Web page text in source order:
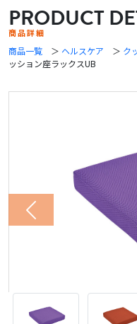
PRODUCT
商品詳細
商品一覧 ＞ ヘルスケア ＞ ク
ッション座ラックスUB
Previous